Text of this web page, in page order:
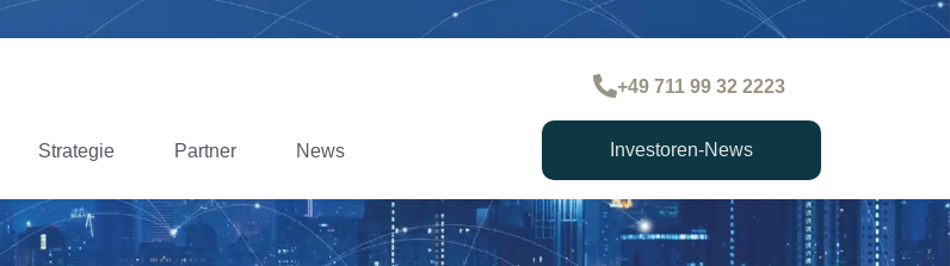
Strategie Partner News
+49 711 99 32 2223
Investoren-News